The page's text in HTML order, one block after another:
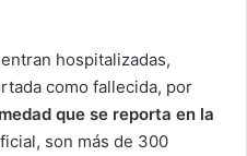
hospitalizadas,
como fallecida, por
que se reporta en la
son más de 300